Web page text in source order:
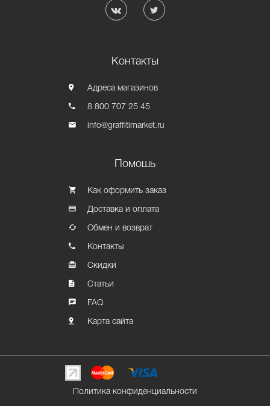
Контакты
Адреса магазинов
8 800 707 25 45
info@graffitimarket.ru
Помошь
Как оформить заказ
Доставка и оплата
Обмен и возврат
Контакты
Скидки
Статьи
FAQ
Карта сайта
Политика конфиденциальности